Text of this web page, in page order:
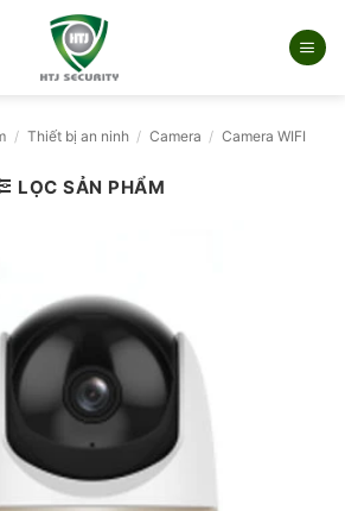
/ Thiết bị an ninh / Camera / Camera WIFI
LỌC SẢN PHẨM